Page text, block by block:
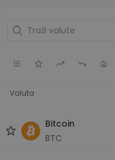
Valuta
Bitcoin
BTC